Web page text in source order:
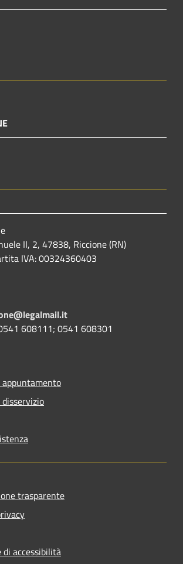
II, 2, 47838, Riccione (RN)
IVA: 00324360403
608111; 0541 608301
trasparente
di accessibilità